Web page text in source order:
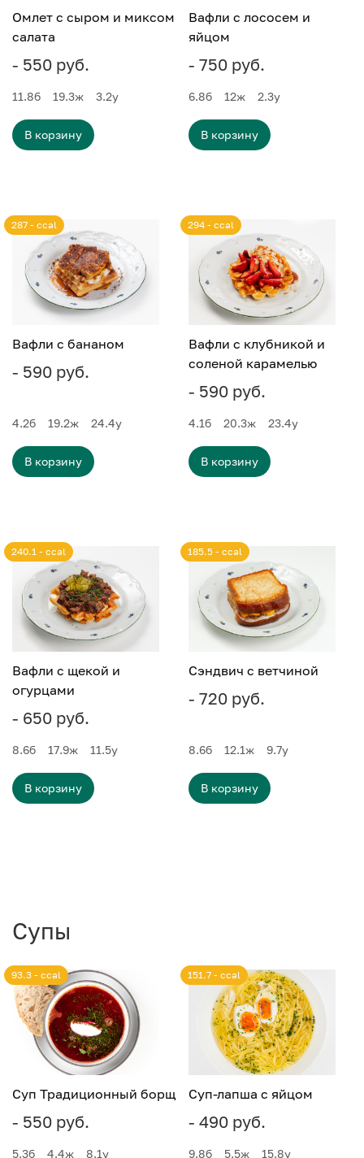
Омлет с сыром и миксом
салата
- 550 руб.
11.8б 19.3ж 3.2у
В корзину
Вафли с лососем и
яйцом
- 750 руб.
6.8б 12ж 2.3у
В корзину
Вафли с бананом
- 590 руб.
287 - ccal
4.2б 19.2ж 24.4у
В корзину
Вафли с клубникой и
соленой карамелью
- 590 руб.
294 - ccal
4.1б 20.3ж 23.4у
В корзину
Вафли с щекой и
огурцами
- 650 руб.
240.1 - ccal
8.6б 17.9ж 11.5у
В корзину
Сэндвич с ветчиной
- 720 руб.
185.5 - ccal
8.6б 12.1ж 9.7у
В корзину
Супы
Суп Традиционный борщ
- 550 руб.
93.3 - ccal
5.3б 4.4ж 8.1у
Суп-лапша с яйцом
- 490 руб.
151.7 - ccal
9.8б 5.5ж 15.8у